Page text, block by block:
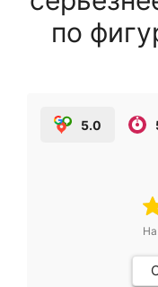
по
5.0